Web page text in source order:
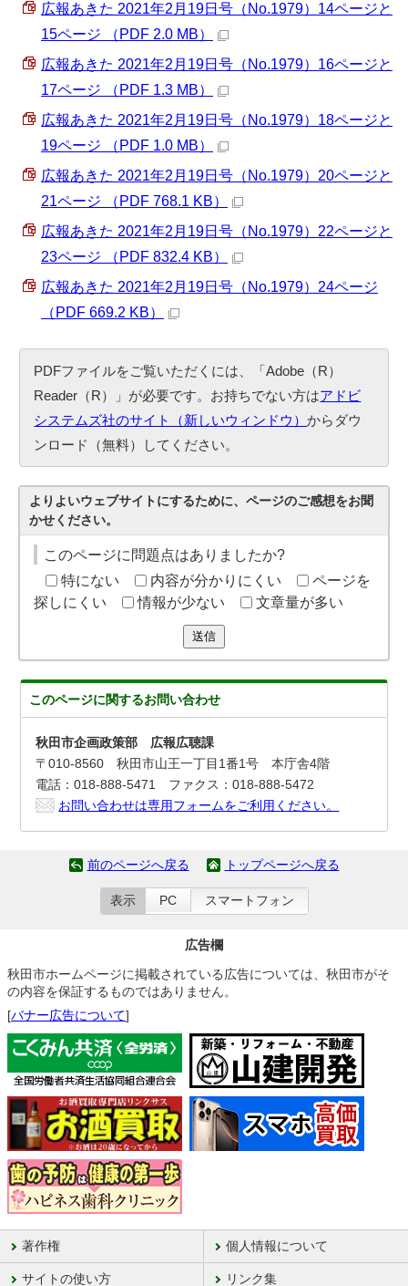
広報あきた 2021年2月19日号（No.1979）14ページと
15ページ （PDF 2.0 MB）
広報あきた 2021年2月19日号（No.1979）16ページと
17ページ （PDF 1.3 MB）
広報あきた 2021年2月19日号（No.1979）18ページと
19ページ （PDF 1.0 MB）
広報あきた 2021年2月19日号（No.1979）20ページと
21ページ （PDF 768.1 KB）
広報あきた 2021年2月19日号（No.1979）22ページと
23ページ （PDF 832.4 KB）
広報あきた 2021年2月19日号（No.1979）24ページ
（PDF 669.2 KB）
PDFファイルをご覧いただくには、「Adobe（R）
Reader（R）」が必要です。お持ちでない方はアドビ
システムズ社のサイト（新しいウィンドウ）からダウ
ンロード（無料）してください。
よりよいウェブサイトにするために、ページのご感想をお聞
かせください。
このページに問題点はありましたか?
特にない
内容が分かりにくい
ページを
探しにくい
情報が少ない 文章量が多い
送信
このページに関するお問い合わせ
秋田市企画政策部 広報広聴課
〒010-8560 秋田市山王一丁目1番1号 本庁舎4階
電話：018-888-5471 ファクス：018-888-5472
お問い合わせは専用フォームをご利用ください。
前のページへ戻る トップページへ戻る
表示 PC スマートフォン
広告欄
秋田市ホームページに掲載されている広告については、秋田市がそ
の内容を保証するものではありません。
[バナー広告について]
著作権 個人情報について
サイトの使い方 リンク集